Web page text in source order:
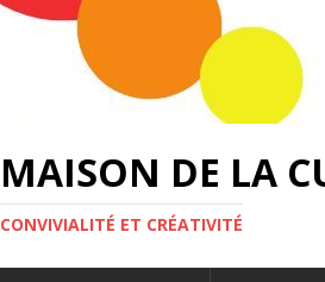
MAISON DE LA
CONVIVIALITÉ ET CRÉATIVITÉ